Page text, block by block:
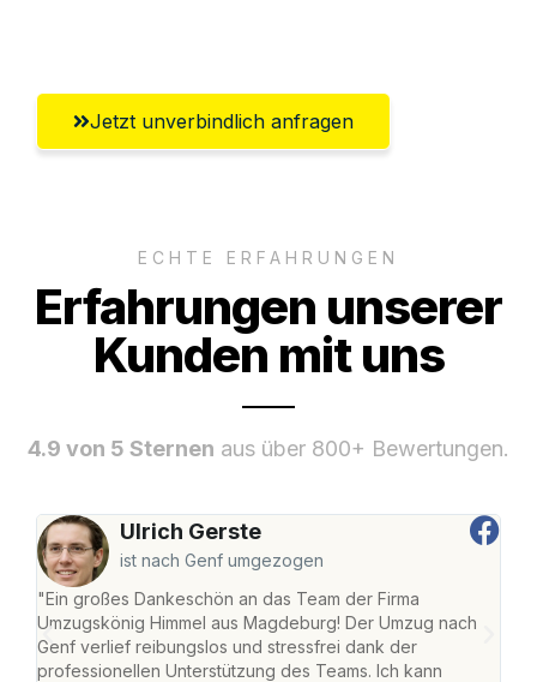
Jetzt unverbindlich anfragen
ECHTE ERFAHRUNGEN
Erfahrungen unserer
Kunden mit uns
4.9 von 5 Sternen aus über 800+ Bewertungen.
Ulrich Gerste
ist nach Genf umgezogen
"Ein großes Dankeschön an das Team der Firma
Umzugskönig Himmel aus Magdeburg! Der Umzug nach
Genf verlief reibungslos und stressfrei dank der
professionellen Unterstützung des Teams. Ich kann